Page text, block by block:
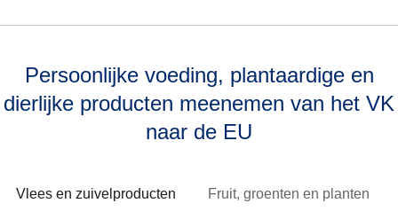
Persoonlijke voeding, plantaardige en
dierlijke producten meenemen van het VK
naar de EU
Vlees en zuivelproducten Fruit, groenten en planten